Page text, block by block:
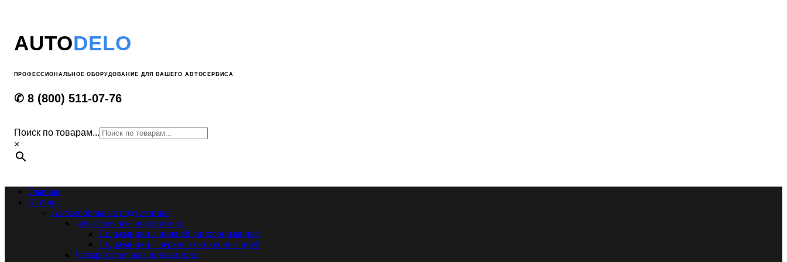
AUTODELO
ПРОФЕССИОНАЛЬНОЕ ОБОРУДОВАНИЕ ДЛЯ ВАШЕГО АВТОСЕРВИСА
✆ 8 (800) 511-07-76
Поиск по товарам...
×
Главная
Каталог
Автомобильные подъемники
Двухстоечные подъемники
Подъемники с нижней синхронизацией
Подъемники с верхней синхронизацией
Четырехстоечные подъемники